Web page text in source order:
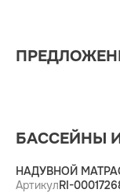
БАССЕЙНЫ
НАДУВНОЙ
АртикулRI-